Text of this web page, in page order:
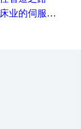
，您的期望是什么？